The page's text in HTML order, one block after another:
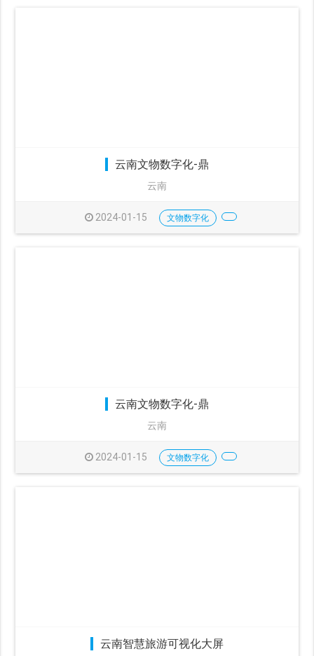
云南文物数字化-鼎
云南
2024-01-15 文物数字化
云南文物数字化-鼎
云南
2024-01-15 文物数字化
云南智慧旅游可视化大屏